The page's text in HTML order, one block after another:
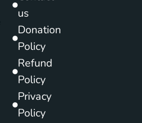
us
Donation
Policy
Refund
Policy
Privacy
Policy